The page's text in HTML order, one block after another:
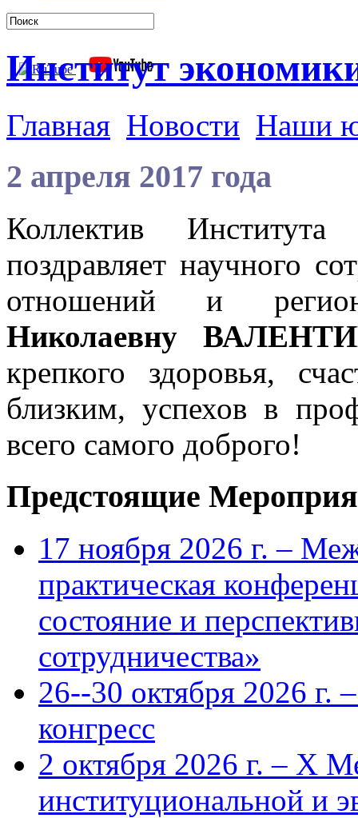
Институт
Главная Новости Наши
2 апреля 2017 года
Коллектив
поздравляет научного
отношений и
Николаевну
крепкого здоровья,
близким, успехов в
всего самого доброго!
Предстоящие
17 ноября 2026 г. –
практическая
состояние и
сотрудничества»
26--30 октября 2026 г.
конгресс
2 октября 2026 г. – X
институциональной и